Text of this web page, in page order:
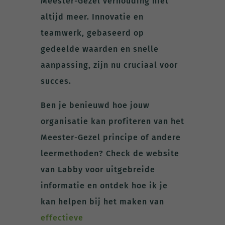
altijd meer. Innovatie en
teamwerk, gebaseerd op
gedeelde waarden en snelle
aanpassing, zijn nu cruciaal voor
succes.
Ben je benieuwd hoe jouw
organisatie kan profiteren van het
Meester-Gezel principe of andere
leermethoden? Check de website
van Labby voor uitgebreide
informatie en ontdek hoe ik je
kan helpen bij het maken van
effectieve